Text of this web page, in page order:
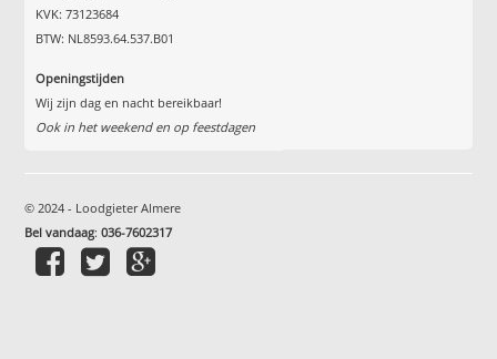
KVK: 73123684
BTW: NL8593.64.537.B01
Openingstijden
Wij zijn dag en nacht bereikbaar!
Ook in het weekend en op feestdagen
© 2024 - Loodgieter Almere
Bel vandaag:036-7602317